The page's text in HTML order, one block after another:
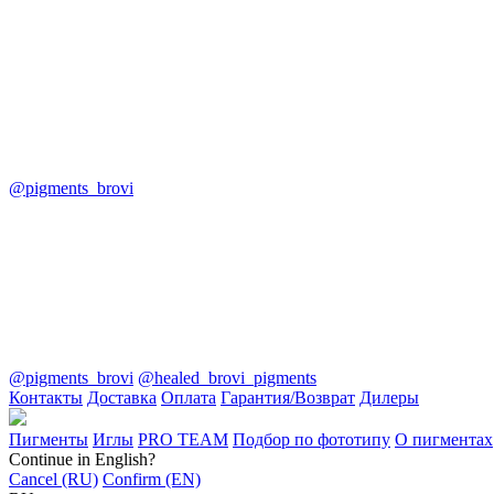
@pigments_brovi
@pigments_brovi @healed_brovi_pigments
Контакты Доставка Оплата Гарантия/Возврат Дилеры
Пигменты Иглы PRO TEAM Подбор по фототипу О пигментах
Continue in English?
Cancel (RU) Confirm (EN)